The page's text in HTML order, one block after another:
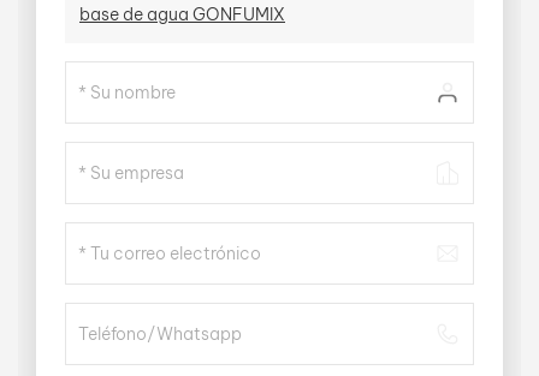
base de agua GONFUMIX